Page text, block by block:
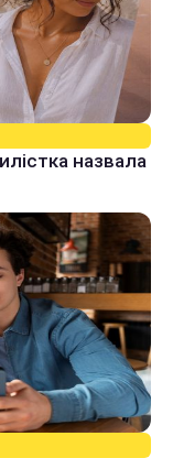
назвала